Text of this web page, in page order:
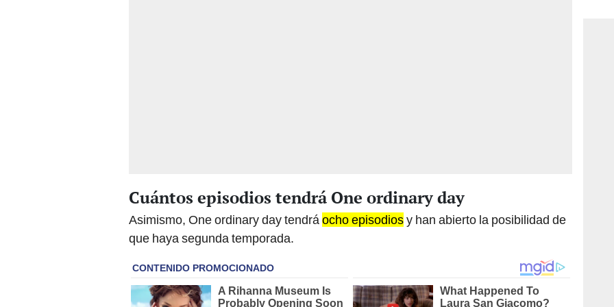
Cuántos episodios tendrá One ordinary day
Asimismo, One ordinary day tendrá ocho episodiosy han abierto la posibilidad de
que haya segunda temporada.